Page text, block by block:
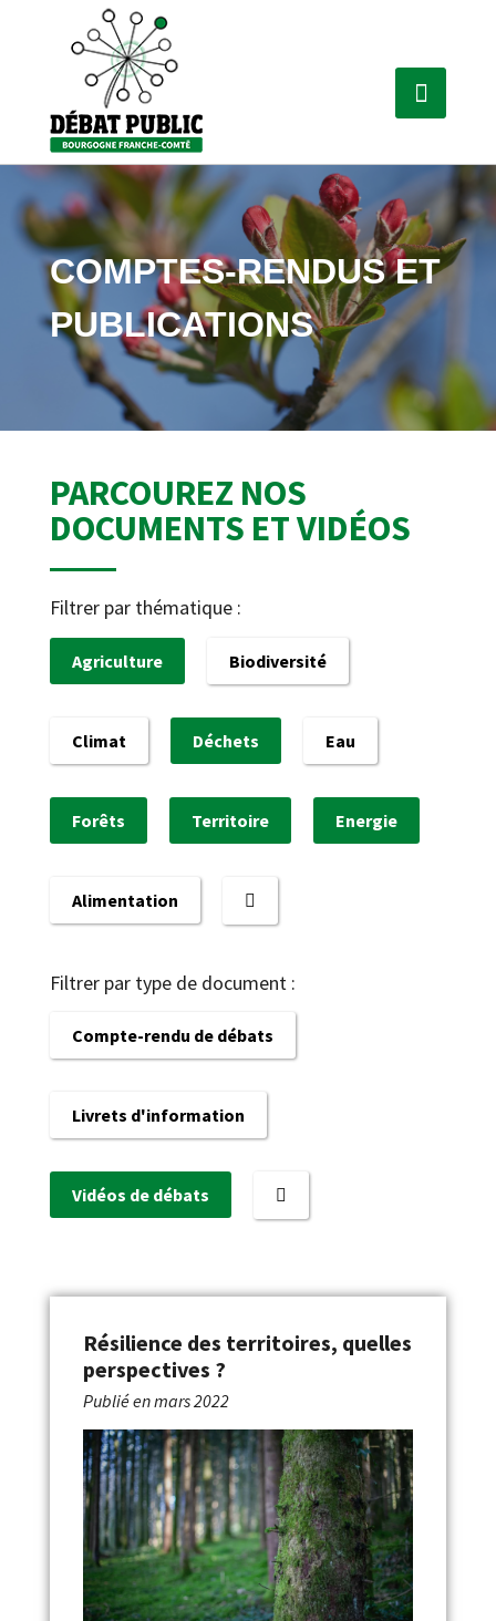
COMPTES-RENDUS ET
PUBLICATIONS
PARCOUREZ NOS
DOCUMENTS ET VIDÉOS
Filtrer par thématique :
Agriculture Biodiversité
Climat Déchets Eau
Forêts Territoire Energie
Alimentation
Filtrer par type de document :
Compte-rendu de débats
Livrets d'information
Vidéos de débats
Résilience des territoires, quelles
perspectives ?
Publié enmars 2022